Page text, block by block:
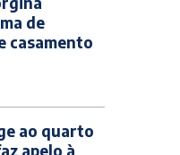
de
casamento
ao quarto
apelo à